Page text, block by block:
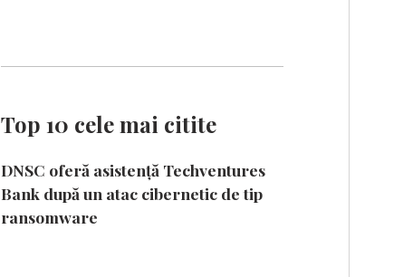
Top 10 cele mai citite
DNSC oferă asistență Techventures
Bank după un atac cibernetic de tip
ransomware